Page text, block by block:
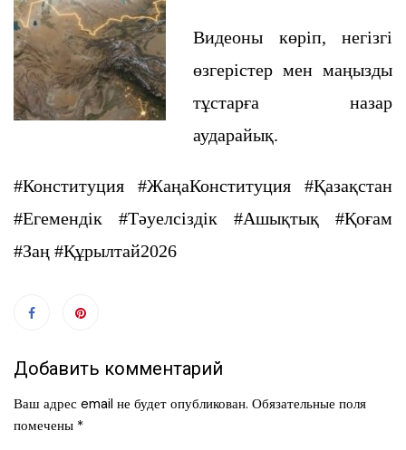
Видеоны көріп, негізгі
өзгерістер мен маңызды
тұстарға назар
аударайық.
#Конституция #ЖаңаКонституция #Қазақстан
#Егемендік #Тәуелсіздік #Ашықтық #Қоғам
#Заң #Құрылтай2026
Добавить комментарий
Ваш адрес email не будет опубликован. Обязательные поля
помечены *